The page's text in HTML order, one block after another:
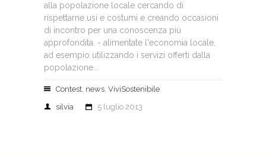
alla popolazione locale cercando di
rispettarne usi e costumi e creando occasioni
di incontro per una conoscenza più
approfondita. - alimentate l'economia locale,
ad esempio utilizzando i servizi offerti dalla
popolazione...
Contest, news, ViviSostenibile
silvia
5 luglio 2013